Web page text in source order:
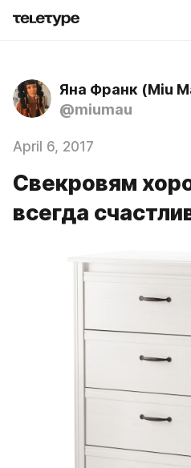
Яна Франк (Miu
@miumau
April 6, 2017
Свекровям
всегда